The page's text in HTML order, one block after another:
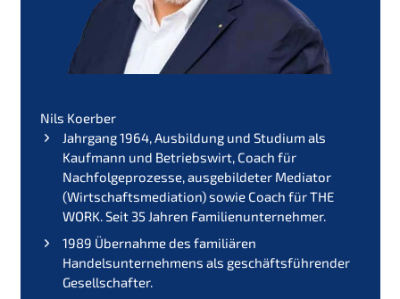
Nils Koerber
Jahrgang 1964, Ausbildung und Studium als
Kaufmann und Betriebswirt, Coach für
Nachfolgeprozesse, ausgebildeter Mediator
(Wirtschaftsmediation) sowie Coach für THE
WORK. Seit 35 Jahren Familienunternehmer.
1989 Übernahme des familiären
Handelsunternehmens als geschäftsführender
Gesellschafter.